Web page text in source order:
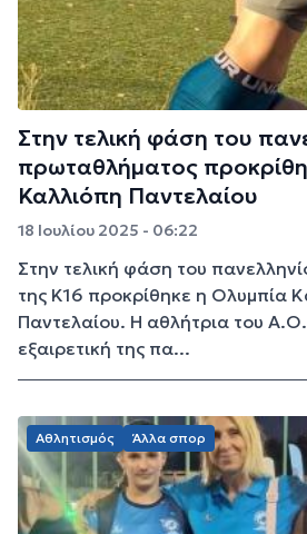
Στην τελική φάση του
πρωταθλήματος
Καλλιόπη Παντελαίου
18 Ιουλίου 2025 - 06:22
Στην τελική φάση του
της Κ16 προκρίθηκε η Ολυμπία
Παντελαίου. Η αθλήτρια του
εξαιρετική της πα...
Αθλητισμός Άλλα σπορ